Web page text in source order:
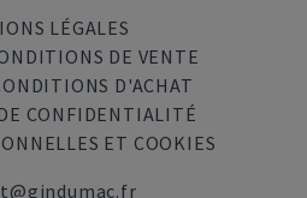
LÉGALES
DE VENTE
D'ACHAT
CONFIDENTIALITÉ
ET COOKIES